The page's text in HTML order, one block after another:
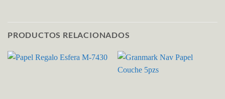
PRODUCTOS RELACIONADOS